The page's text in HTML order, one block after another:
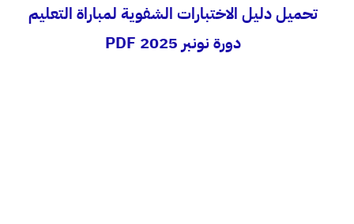
تحميل دليل الاختبارات الشفوية لمباراة التعليم
دورة نونبر 2025 PDF